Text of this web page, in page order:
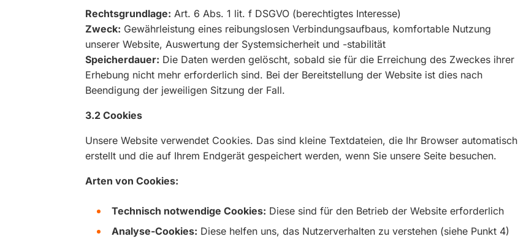
Rechtsgrundlage: Art. 6 Abs. 1 lit. f DSGVO (berechtigtes Interesse)
Zweck: Gewährleistung eines reibungslosen Verbindungsaufbaus, komfortable Nutzung
unserer Website, Auswertung der Systemsicherheit und -stabilität
Speicherdauer: Die Daten werden gelöscht, sobald sie für die Erreichung des Zweckes ihrer
Erhebung nicht mehr erforderlich sind. Bei der Bereitstellung der Website ist dies nach
Beendigung der jeweiligen Sitzung der Fall.
3.2 Cookies
Unsere Website verwendet Cookies. Das sind kleine Textdateien, die Ihr Browser automatisch
erstellt und die auf Ihrem Endgerät gespeichert werden, wenn Sie unsere Seite besuchen.
Arten von Cookies:
Technisch notwendige Cookies: Diese sind für den Betrieb der Website erforderlich
Analyse-Cookies: Diese helfen uns, das Nutzerverhalten zu verstehen (siehe Punkt 4)